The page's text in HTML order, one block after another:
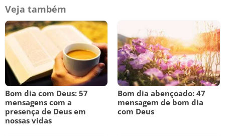
Veja também
Bom dia com Deus: 57
mensagens com a
presença de Deus em
nossas vidas
Bom dia abençoado: 47
mensagem de bom dia
com Deus